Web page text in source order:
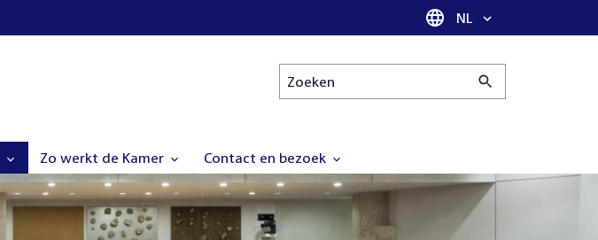
Taal selectie
NL
Zoeken
Zo werkt de Kamer Contact en bezoek